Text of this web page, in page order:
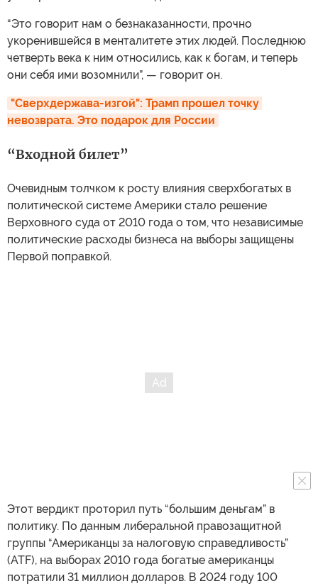
“Это говорит нам о безнаказанности, прочно
укоренившейся в менталитете этих людей. Последнюю
четверть века к ним относились, как к богам, и теперь
они себя ими возомнили”, — говорит он.
"Сверхдержава-изгой": Трамп прошел точку
невозврата. Это подарок для России
“Входной билет”
Очевидным толчком к росту влияния сверхбогатых в
политической системе Америки стало решение
Верховного суда от 2010 года о том, что независимые
политические расходы бизнеса на выборы защищены
Первой поправкой.
Этот вердикт проторил путь “большим деньгам” в
политику. По данным либеральной правозащитной
группы “Американцы за налоговую справедливость”
(ATF), на выборах 2010 года богатые американцы
потратили 31 миллион долларов. В 2024 году 100